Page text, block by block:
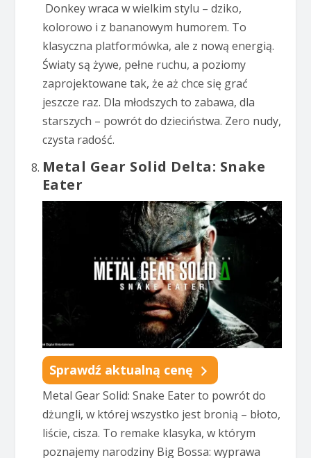
Donkey wraca w wielkim stylu – dziko,
kolorowo i z bananowym humorem. To
klasyczna platformówka, ale z nową energią.
Światy są żywe, pełne ruchu, a poziomy
zaprojektowane tak, że aż chce się grać
jeszcze raz. Dla młodszych to zabawa, dla
starszych – powrót do dzieciństwa. Zero nudy,
czysta radość.
Metal Gear Solid Delta: Snake
Eater
Sprawdź aktualną cenę
Metal Gear Solid: Snake Eater to powrót do
dżungli, w której wszystko jest bronią – błoto,
liście, cisza. To remake klasyka, w którym
poznajemy narodziny Big Bossa: wyprawa